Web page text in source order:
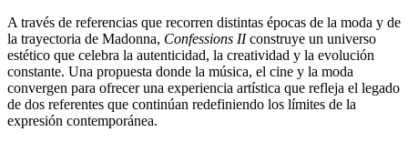
A través de referencias que recorren distintas épocas de la moda y de
la trayectoria de Madonna, Confessions IIconstruye un universo
estético que celebra la autenticidad, la creatividad y la evolución
constante. Una propuesta donde la música, el cine y la moda
convergen para ofrecer una experiencia artística que refleja el legado
de dos referentes que continúan redefiniendo los límites de la
expresión contemporánea.